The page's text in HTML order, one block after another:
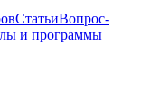
СтатьиВопрос-
и программы